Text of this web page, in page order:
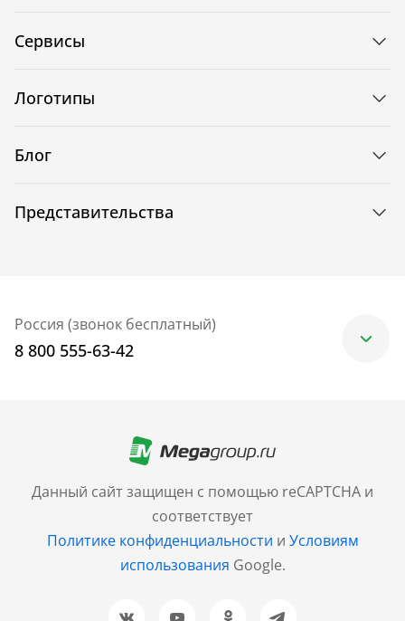
Данный сайт защищен с помощью reCAPTCHA и
соответствует
Политике конфиденциальности и Условиям
использования Google.
Сервисы
Логотипы
Блог
Представительства
Россия (звонок бесплатный)
8 800 555-63-42
+7 (499) 705-30-10
Санкт-Петербург
+7 (812) 600-77-33
Барнаул
+7 (961) 999-93-93